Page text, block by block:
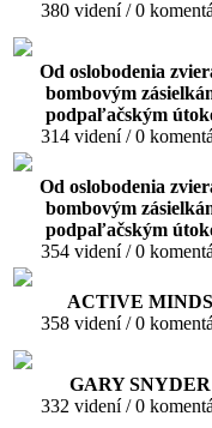
380 videní / 0
Od oslobodenia
bombovým
podpaľačským
314 videní / 0
Od oslobodenia
bombovým
podpaľačským
354 videní / 0
ACTIVE MINDS
358 videní / 0
GARY SNYDER
332 videní / 0